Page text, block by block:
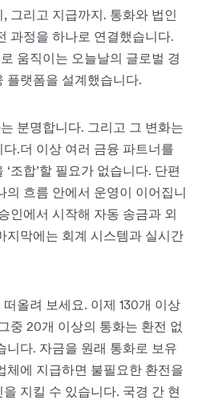
그리고 지급까지. 통화와 법인
과정을 하나로 연결했습니다.
움직이는 오늘날의 글로벌 경
플랫폼을 설계했습니다.
분명합니다. 그리고 그 변화는
.더 이상 여러 금융 파트너를
조합’할 필요가 없습니다. 단편
의 흐름 안에서 운영이 이어집니
인에서 시작해 자동 송금과 외
지막에는 회계 시스템과 실시간
올려 보세요. 이제 130개 이상
중 20개 이상의 통화는 환전 없
니다. 자금을 원래 통화로 보유
체에 지급하면 불필요한 환전을
지킬 수 있습니다. 국경 간 현